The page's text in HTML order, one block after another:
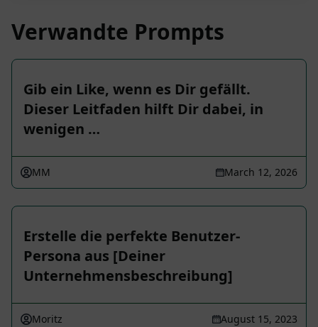
Verwandte Prompts
Gib ein Like, wenn es Dir gefällt.
Dieser Leitfaden hilft Dir dabei, in
wenigen …
MM March 12, 2026
Erstelle die perfekte Benutzer-
Persona aus [Deiner
Unternehmensbeschreibung]
Moritz August 15, 2023